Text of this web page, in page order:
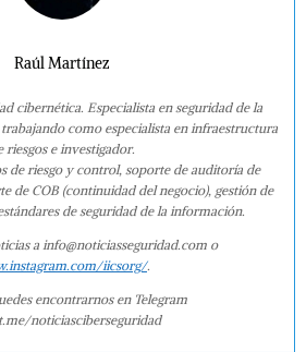
Raúl Martínez
cibernética. Especialista en seguridad de la
como especialista en infraestructura
riesgos e investigador.
de riesgo y control, soporte de auditoría de
de COB (continuidad del negocio), gestión de
de seguridad de la información.
a info@noticiasseguridad.com o
iicsorg/.
encontrarnos en Telegram
noticiasciberseguridad